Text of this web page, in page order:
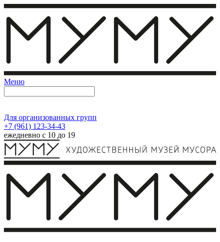
Меню
Для организованных групп
+7 (961) 123-34-43
ежедневно с 10 до 19